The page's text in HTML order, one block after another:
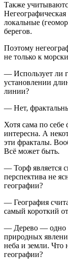
Также
локальные
берегов.
Поэтому
не только к
— Использует ли
установлении
линии?
— Нет,
Хотя сама по себе
интересна. А
эти фракталы.
Всё может быть.
— Торф является
перспектива не
географии?
— География
самый короткий
— Дерево — одно
природных
неба и земли. Что
географии?